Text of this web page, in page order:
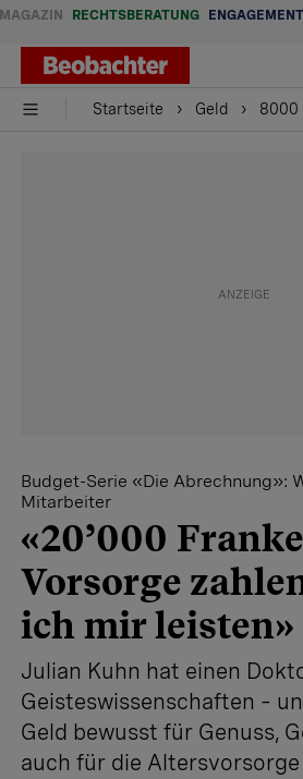
MAGAZIN RECHTSBERATUNG ENGAGEMENT
Startseite Geld 8000
Budget-Serie «Die Abrechnung»:
Mitarbeiter
«20’000
Vorsorge
ich mir leisten»
Julian Kuhn hat einen
Geisteswissenschaften –
Geld bewusst für Genuss,
auch für die Altersvorsorge